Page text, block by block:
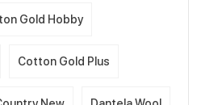
Gold Hobby
Cotton Gold Plus